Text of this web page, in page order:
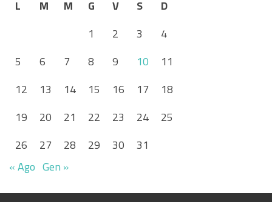
L
M M G V S
D
1
2 3
4
5
6 7 8 9 10
11
12
13 14 15 16 17
18
19
20 21 22 23 24
25
26
27 28 29 30
31
« Ago Gen »